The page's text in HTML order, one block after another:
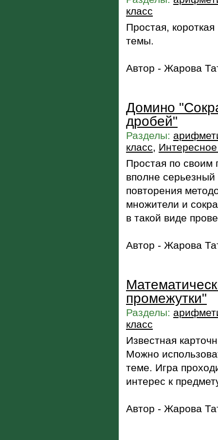
класс
Простая,
темы.
Автор - Жарова
Домино
дробей"
Разделы:
класс, Интересное
Простая по своим
вполне
повторения
множители и
в такой виде
Автор - Жарова
промежутки"
Разделы:
класс
Известная
Можно
теме. Игра
интерес к
Автор - Жарова